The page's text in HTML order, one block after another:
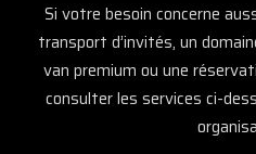
Si votre besoin concerne
transport d’invités, un
van premium ou une
consulter les services ci-